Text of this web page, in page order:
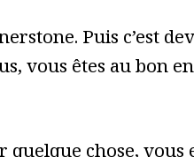
Puis c’est
vous êtes au bon